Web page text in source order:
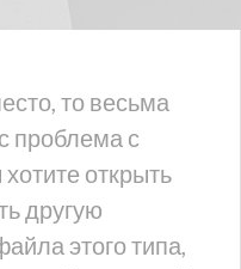
то весьма
проблема с
открыть
другую
этого типа,